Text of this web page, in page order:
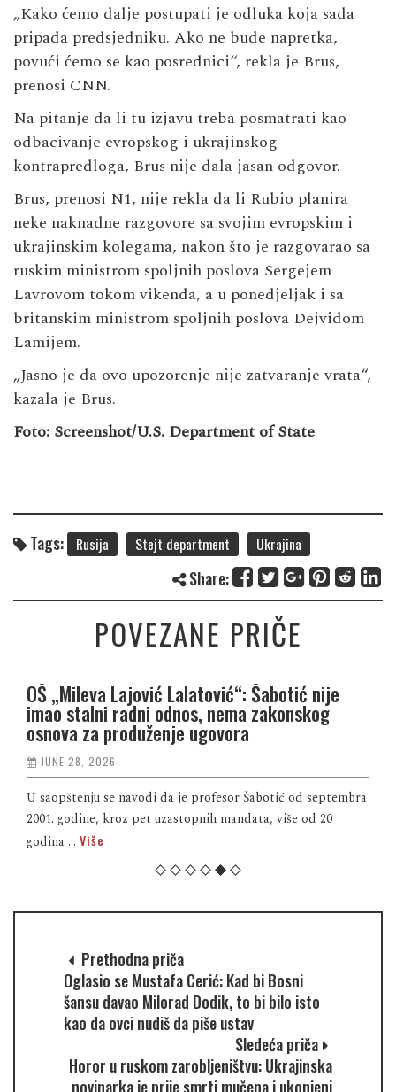
„Kako ćemo dalje postupati je odluka koja sada
pripada predsjedniku. Ako ne bude napretka,
povući ćemo se kao posrednici“, rekla je Brus,
prenosi CNN.
Na pitanje da li tu izjavu treba posmatrati kao
odbacivanje evropskog i ukrajinskog
kontrapredloga, Brus nije dala jasan odgovor.
Brus, prenosi N1, nije rekla da li Rubio planira
neke naknadne razgovore sa svojim evropskim i
ukrajinskim kolegama, nakon što je razgovarao sa
ruskim ministrom spoljnih poslova Sergejem
Lavrovom tokom vikenda, a u ponedjeljak i sa
britanskim ministrom spoljnih poslova Dejvidom
Lamijem.
„Jasno je da ovo upozorenje nije zatvaranje vrata“,
kazala je Brus.
Foto: Screenshot/U.S. Department of State
Tags: Rusija Stejt department Ukrajina
Share:
POVEZANE PRIČE
OŠ „Mileva Lajović Lalatović“: Šabotić nije
imao stalni radni odnos, nema zakonskog
osnova za produženje ugovora
JUNE 28, 2026
U saopštenju se navodi da je profesor Šabotić od septembra
2001. godine, kroz pet uzastopnih mandata, više od 20
godina ... Više
Prethodna priča
Oglasio se Mustafa Cerić: Kad bi Bosni
šansu davao Milorad Dodik, to bi bilo isto
kao da ovci nudiš da piše ustav
Sledeća priča
Horor u ruskom zarobljeništvu: Ukrajinska
novinarka je prije smrti mučena i ukonjeni